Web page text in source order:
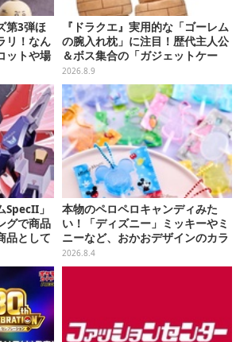
第3弾ほ
リ！なん
ットや場
インナ
『ドラクエ』実用的な「ゴーレム
の腕入れ枕」に注目！歴代主人公
＆ボス集合の「ガジェットケー
ス」ほか9プライズが続々展開
2026.8.9
SpecII」
グで商品
品として
本物のペロペロキャンディみた
い！「ディズニー」ミッキーやミ
ニーなど、おかおデザインのカラ
フルチャーム全10種が8月31日発
売
2026.8.4